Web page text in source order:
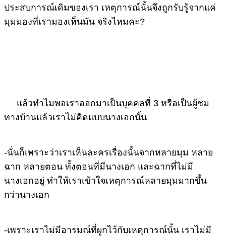
ประสบการณ์เดิมของเรา เหตุการณ์นั้นจึงถูกรับรู้จากแค่
มุมมองที่เรามองเห็นมัน จริงไหมคะ?
แล้วทำไมพอเราออกมาเป็นบุคคลที่ 3 หรือเป็นผู้ชม
ทางบ้านแล้วเราไม่คิดแบบนางเอกนั้น
-นั่นก็เพราะว่าเราเห็นละครเรื่องนั้นจากหลายมุม หลาย
ฉาก หลายตอน ทั้งตอนที่มีนางเอก และฉากที่ไม่มี
นางเอกอยู่ ทำให้เราเข้าใจเหตุการณ์หลายมุมมากขึ้น
กว่านางเอก
-เพราะเราไม่มีอารมณ์ที่ผูกไว้กับเหตุการณ์นั้น เราไม่มี